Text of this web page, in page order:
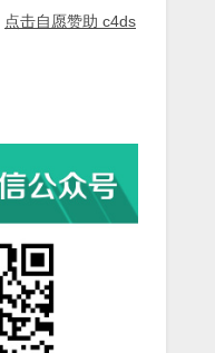
点击自愿赞助 c4ds